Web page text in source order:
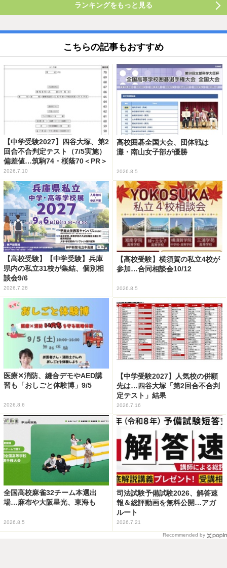
ランキングをもっと見る
こちらの記事もおすすめ
【中学受験2027】四谷大塚、第2
回合不合判定テスト（7/5実施）
偏差値…筑駒74・桜蔭70＜PR＞
2026.7.10
高校囲碁全国大会、団体戦は
灘・南山女子部が優勝
2026.8.5
【高校受験】【中学受験】兵庫
県内の私立31校が集結、個別相
談会9/6
2026.7.28
【高校受験】横須賀の私立4校が
参加…合同相談会10/12
2026.8.5
医療✕消防、縫合デモやAED講
習も「おしごと体験博」9/5
2026.8.6
【中学受験2027】人気校の併願
先は…四谷大塚「第2回合不合判
定テスト」結果
2026.7.16
全国高校麻雀32チーム本選出
場…麻布や大阪星光、東海も
2026.8.5
司法試験予備試験2026、解答速
報＆総評動画を無料公開…アガ
ルート
2026.7.21
Recommended by